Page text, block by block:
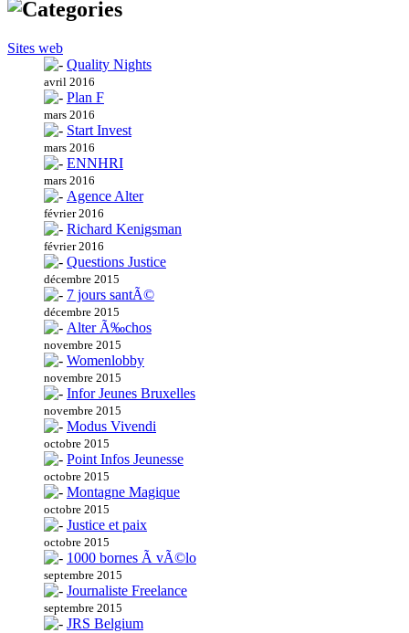
Sites web
Quality Nights
avril 2016
Plan F
mars 2016
Start Invest
mars 2016
ENNHRI
mars 2016
Agence Alter
février 2016
Richard Kenigsman
février 2016
Questions Justice
décembre 2015
7 jours santÃ©
décembre 2015
Alter Ã‰chos
novembre 2015
Womenlobby
novembre 2015
Infor Jeunes Bruxelles
novembre 2015
Modus Vivendi
octobre 2015
Point Infos Jeunesse
octobre 2015
Montagne Magique
octobre 2015
Justice et paix
octobre 2015
1000 bornes Ã vÃ©lo
septembre 2015
Journaliste Freelance
septembre 2015
JRS Belgium